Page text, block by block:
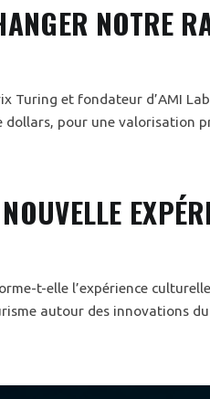
NOTRE
Turing et fondateur d’AMI
pour une valorisation
t-elle l’expérience
autour des innovations